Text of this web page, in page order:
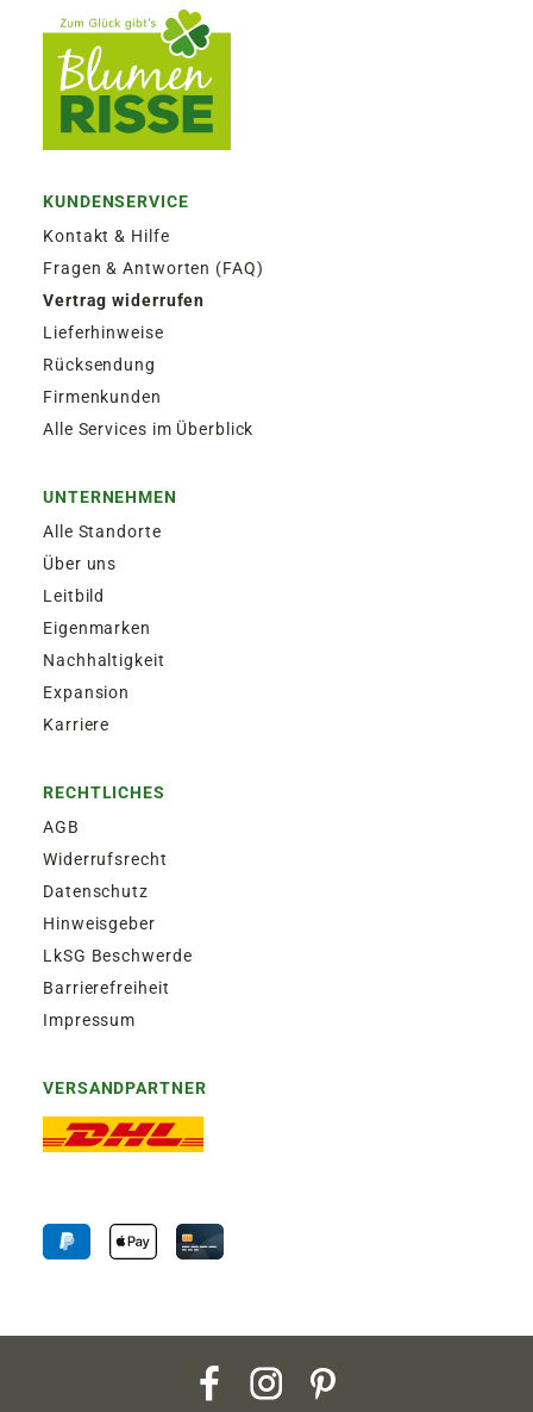
KUNDENSERVICE
Kontakt & Hilfe
Fragen & Antworten (FAQ)
Vertrag widerrufen
Lieferhinweise
Rücksendung
Firmenkunden
Alle Services im Überblick
UNTERNEHMEN
Alle Standorte
Über uns
Leitbild
Eigenmarken
Nachhaltigkeit
Expansion
Karriere
RECHTLICHES
AGB
Widerrufsrecht
Datenschutz
Hinweisgeber
LkSG Beschwerde
Barrierefreiheit
Impressum
VERSANDPARTNER